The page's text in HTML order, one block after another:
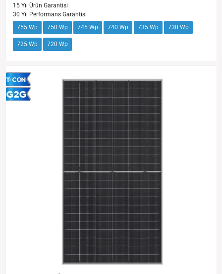
15 Yıl Ürün Garantisi
30 Yıl Performans Garantisi
755 Wp
750 Wp 745 Wp 740 Wp 735 Wp 730 Wp
725 Wp 720 Wp